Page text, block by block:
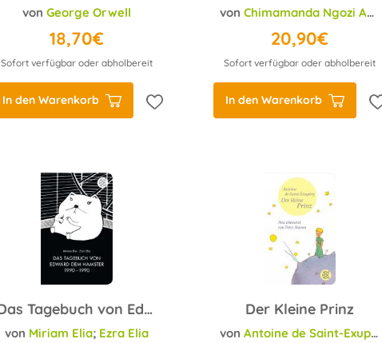
vonGeorge Orwell
18,70€
Sofort verfügbar oder abholbereit
In den Warenkorb
von Chimamanda Ngozi Adichie
20,90€
Sofort verfügbar oder abholbereit
In den Warenkorb
Das Tagebuch von Edward dem Hamster 1990 - 1990
von Miriam Elia; Ezra Elia
Der Kleine Prinz
von Antoine de Saint-Exupéry